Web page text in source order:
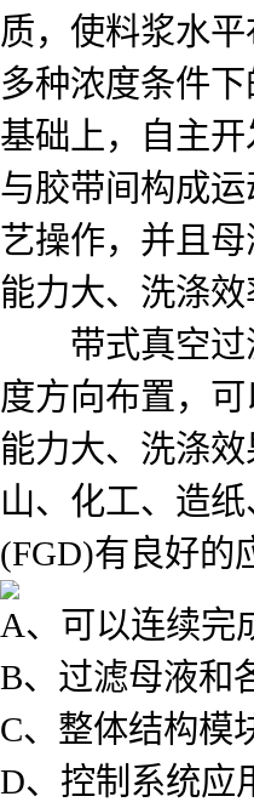
质，使料浆水
多种浓度条件
基础上，自主
与胶带间构成
艺操作，并且
能力大、洗涤
带式真空过滤
度方向布置，
能力大、洗涤
山、化工、造
(FGD)有良好的
A、可以连续完
B、过滤母液和
C、整体结构模
D、控制系统应